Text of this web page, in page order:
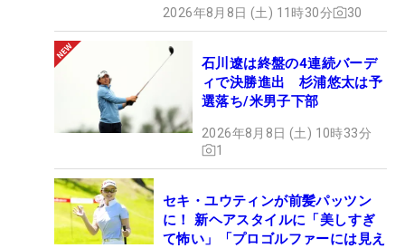
2026年8月8日 (土) 11時30分 30
石川遼は終盤の4連続バーデ
ィで決勝進出 杉浦悠太は予
選落ち/米男子下部
2026年8月8日 (土) 10時33分
1
セキ・ユウティンが前髪パッツン
に！ 新ヘアスタイルに「美しすぎ
て怖い」「プロゴルファーには見え